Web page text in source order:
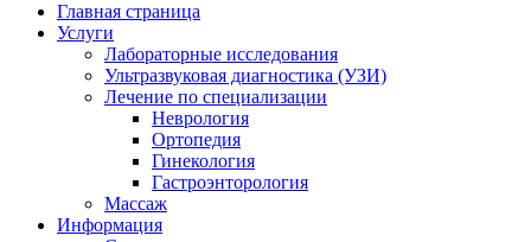
Главная страница
Услуги
Лабораторные исследования
Ультразвуковая диагностика (УЗИ)
Лечение по специализации
Неврология
Ортопедия
Гинекология
Гастроэнторология
Массаж
Информация